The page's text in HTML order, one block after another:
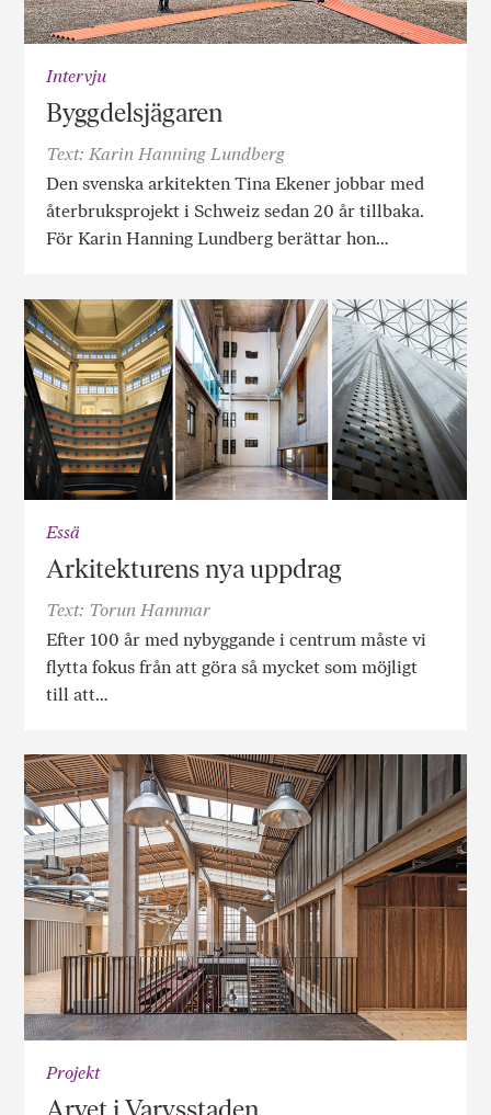
Intervju
Byggdelsjägaren
Text: Karin Hanning Lundberg
Den svenska arkitekten Tina Ekener jobbar med
återbruksprojekt i Schweiz sedan 20 år tillbaka.
För Karin Hanning Lundberg berättar hon…
Essä
Arkitekturens nya uppdrag
Text: Torun Hammar
Efter 100 år med nybyggande i centrum måste vi
flytta fokus från att göra så mycket som möjligt
till att…
Projekt